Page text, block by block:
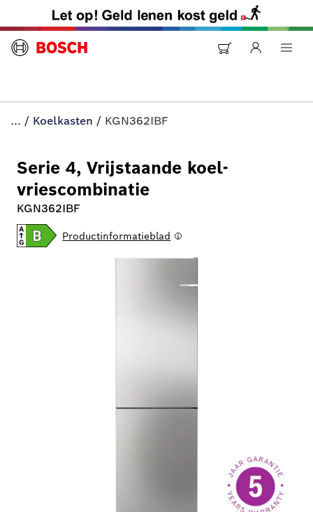
... / Koelkasten / KGN362IBF
Serie 4, Vrijstaande koel-
vriescombinatie
KGN362IBF
Productinformatieblad